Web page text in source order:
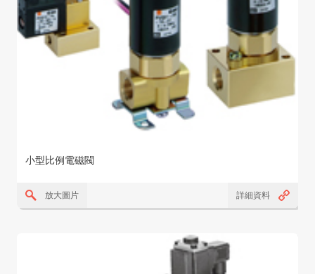
小型比例電磁閥
放大圖片 詳細資料